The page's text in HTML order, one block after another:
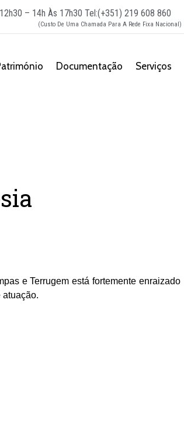
– 14h Às 17h30 Tel:(+351) 219 608 860
(Custo De Uma Chamada Para A Rede Fixa Nacional)
Documentação Serviços
e Terrugem está fortemente enraizado
atuação.